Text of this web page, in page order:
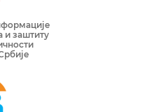
и заштиту